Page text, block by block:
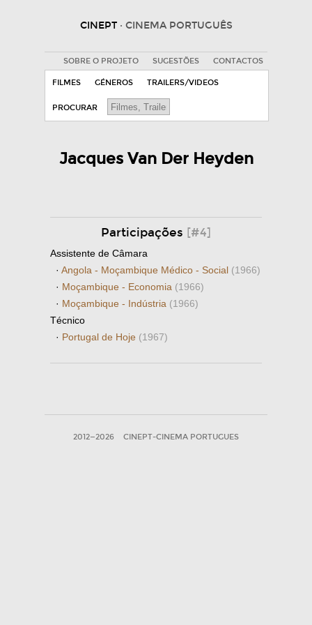
CINEPT · CINEMA PORTUGUÊS
SOBRE O PROJETO SUGESTÕES CONTACTOS
FILMES GÉNEROS TRAILERS/VIDEOS
PROCURAR
Jacques Van Der Heyden
Participações [#4]
Assistente de Câmara
· Angola - Moçambique Médico - Social (1966)
· Moçambique - Economia (1966)
· Moçambique - Indústria (1966)
Técnico
· Portugal de Hoje (1967)
2012—2026 CINEPT-CINEMA PORTUGUES